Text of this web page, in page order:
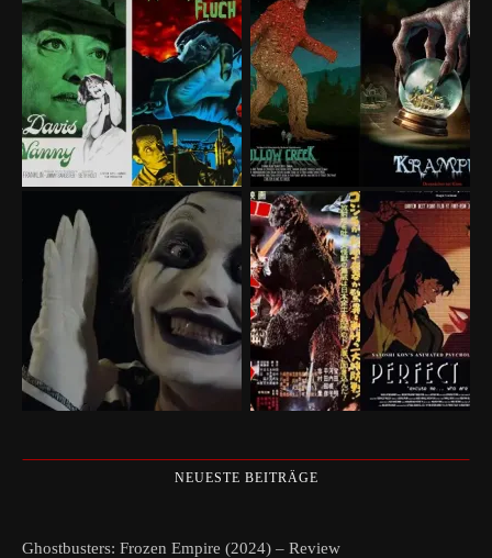
NEUESTE BEITRÄGE
Ghostbusters: Frozen Empire (2024) – Review